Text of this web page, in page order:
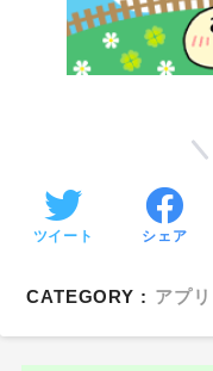
ツイート シェア
CATEGORY : アプリ